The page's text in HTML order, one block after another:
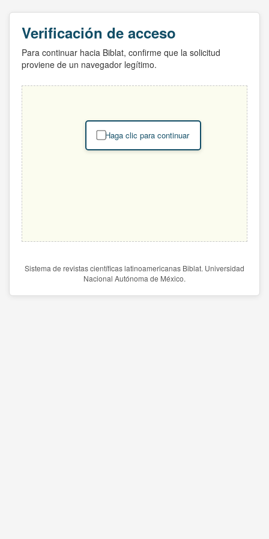
Verificación de acceso
Para continuar hacia Biblat, confirme que la solicitud
proviene de un navegador legítimo.
Haga clic para continuar
Sistema de revistas científicas latinoamericanas Biblat. Universidad
Nacional Autónoma de México.